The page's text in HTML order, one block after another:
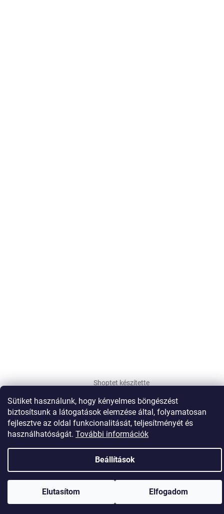
Sütiket használunk, hogy kényelmes böngészést
biztosítsunk a látogatások elemzése által, folyamatosan
fejlesztve az oldal funkcionalitását, teljesítményét és
használhatóságát. További információk
Beállítások
Elutasítom Elfogadom
Shoptet készítette
Copyright 2026SÖVÉNYÁRUHÁZ. Minden jog fenntartva.Süti
beállítások szerkesztése